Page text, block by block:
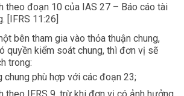
theo đoạn 10 của IAS 27 – Báo cáo tài
[IFRS 11:26]
bên tham gia vào thỏa thuận chung,
quyền kiểm soát chung, thì đơn vị sẽ
trong:
chung phù hợp với các đoạn 23;